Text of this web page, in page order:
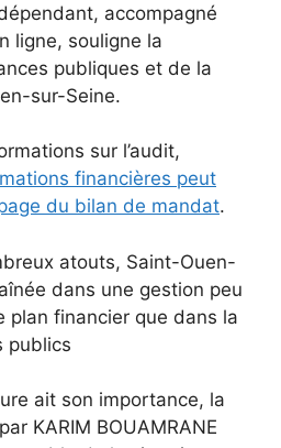
accompagné
ligne, souligne la
publiques et de la
sur-Seine.
sur l’audit,
financières peut
du bilan de mandat.
atouts, Saint-Ouen-
dans une gestion peu
plan financier que dans la
publics
ait son importance, la
KARIM BOUAMRANE